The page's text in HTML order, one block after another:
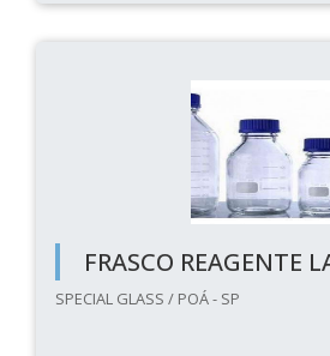
FRASCO REAGENTE
SPECIAL GLASS / POÁ - SP